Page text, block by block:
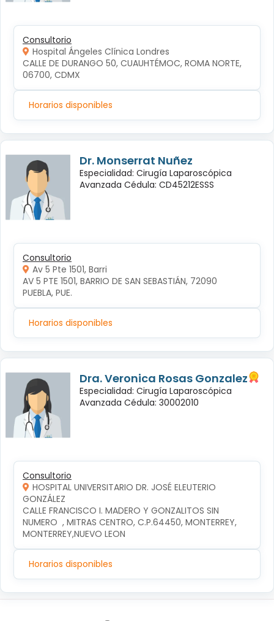
Consultorio
Hospital Ángeles Clínica Londres
CALLE DE DURANGO 50, CUAUHTÉMOC, ROMA NORTE,
06700, CDMX
Horarios disponibles
Dr. Monserrat Nuñez
Especialidad: Cirugía Laparoscópica
Avanzada Cédula: CD45212ESSS
Consultorio
Av 5 Pte 1501, Barri
AV 5 PTE 1501, BARRIO DE SAN SEBASTIÁN, 72090
PUEBLA, PUE.
Horarios disponibles
Dra. Veronica Rosas Gonzalez
Especialidad: Cirugía Laparoscópica
Avanzada Cédula: 30002010
Consultorio
HOSPITAL UNIVERSITARIO DR. JOSÉ ELEUTERIO
GONZÁLEZ
CALLE FRANCISCO I. MADERO Y GONZALITOS SIN
NUMERO  , MITRAS CENTRO, C.P.64450, MONTERREY,
MONTERREY,NUEVO LEON
Horarios disponibles